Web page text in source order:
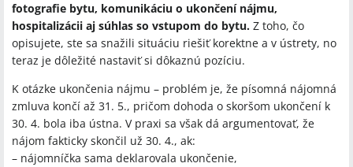
fotografie bytu, komunikáciu o ukončení nájmu,
hospitalizácii aj súhlas so vstupom do bytu. Z toho, čo
opisujete, ste sa snažili situáciu riešiť korektne a v ústrety, no
teraz je dôležité nastaviť si dôkaznú pozíciu.
K otázke ukončenia nájmu – problém je, že písomná nájomná
zmluva končí až 31. 5., pričom dohoda o skoršom ukončení k
30. 4. bola iba ústna. V praxi sa však dá argumentovať, že
nájom fakticky skončil už 30. 4., ak:
– nájomníčka sama deklarovala ukončenie,